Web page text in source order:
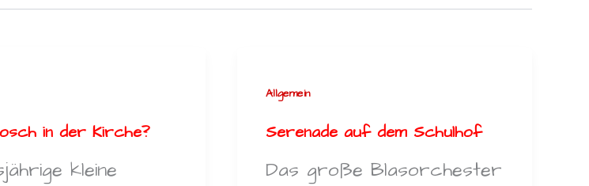
in der Kirche?
kleine
Allgemein
Serenade auf dem Schulhof
Das große Blasorchester